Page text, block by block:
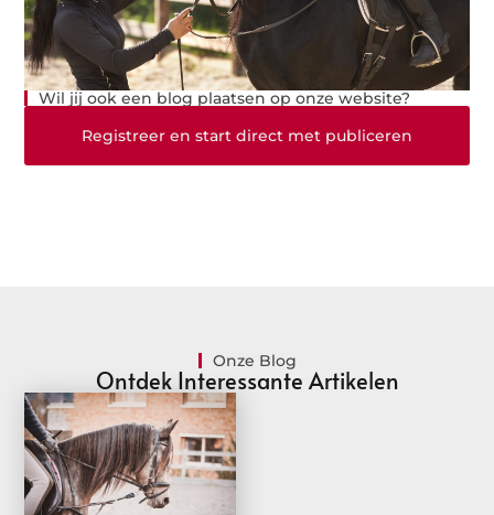
Wil jij ook een blog plaatsen op onze website?
Registreer en start direct met publiceren
Onze Blog
Ontdek Interessante Artikelen